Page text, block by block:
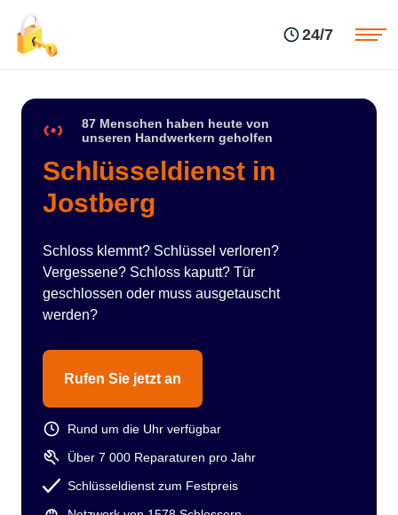
24/7
87 Menschen haben heute von
unseren Handwerkern geholfen
Schlüsseldienst in
Jostberg
Schloss klemmt? Schlüssel verloren?
Vergessene? Schloss kaputt? Tür
geschlossen oder muss ausgetauscht
werden?
Rufen Sie jetzt an
Rund um die Uhr verfügbar
Über 7 000 Reparaturen pro Jahr
Schlüsseldienst zum Festpreis